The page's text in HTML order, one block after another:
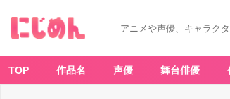
アニメや声優、キャラク
TOP 作品名 声優 舞台俳優